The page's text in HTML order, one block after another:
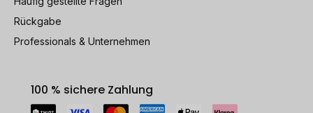
Rückgabe
Professionals & Unternehmen
100 % sichere Zahlung